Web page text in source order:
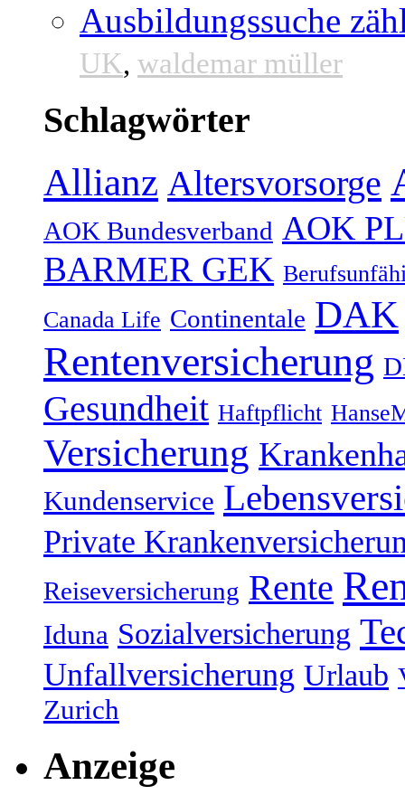
Ausbildungssuche
UK, waldemar müller
Schlagwörter
Allianz Altersvorsorge
AOK Bundesverband AOK
BARMER GEK
Canada Life Continentale DAK
Rentenversicherung
Gesundheit Haftpflicht
Versicherung
Kundenservice
Private
Reiseversicherung Rente
Iduna Sozialversicherung
Unfallversicherung Urlaub
Zurich
Anzeige